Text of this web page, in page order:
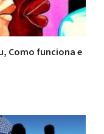
Como funciona e